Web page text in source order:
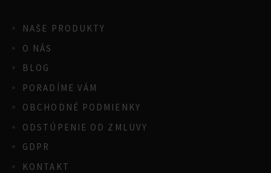
NAŠE PRODUKTY
O NÁS
BLOG
PORADÍME VÁM
OBCHODNÉ PODMIENKY
ODSTÚPENIE OD ZMLUVY
GDPR
KONTAKT